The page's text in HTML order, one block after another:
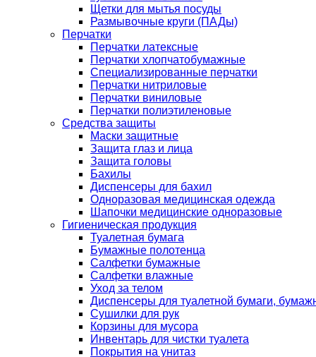
Щетки для мытья посуды
Размывочные круги (ПАДы)
Перчатки
Перчатки латексные
Перчатки хлопчатобумажные
Специализированные перчатки
Перчатки нитриловые
Перчатки виниловые
Перчатки полиэтиленовые
Средства защиты
Маски защитные
Защита глаз и лица
Защита головы
Бахилы
Диспенсеры для бахил
Одноразовая медицинская одежда
Шапочки медицинские одноразовые
Гигиеническая продукция
Туалетная бумага
Бумажные полотенца
Салфетки бумажные
Салфетки влажные
Уход за телом
Диспенсеры для туалетной бумаги,
Сушилки для рук
Корзины для мусора
Инвентарь для чистки туалета
Покрытия на унитаз